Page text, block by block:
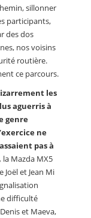
sillonner
participants,
des dos
nos voisins
routière.
ce parcours.
les
aguerris à
genre
ne
pas à
la Mazda MX5
Joël et Jean Mi
difficulté
et Maeva,